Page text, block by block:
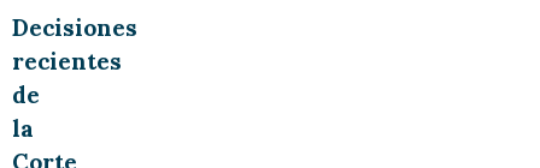
Decisiones
recientes
de
la
Corte